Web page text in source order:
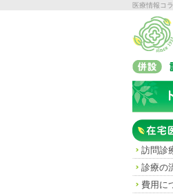
医療情報コ
在宅
訪問診
診療の
費用に